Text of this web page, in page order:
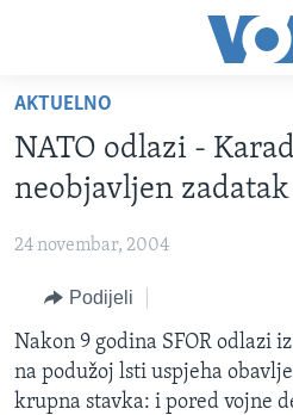
glavni
sadržaj
na
glavnu
pretragu
TV PROGRAM
VIDEO
FOTOGRAFIJE DANA
VIJESTI
SJEDINJENE AMERIČKE DRŽAVE
BOSNA I HERCEGOVINA
SVIJET
NAUKA I TEHNOLOGIJA
SPECIJALNI PROJEKTI
KORUPCIJA
AKTUELNO
NATO odlazi -
neobjavljen
24 novembar, 2004
Podijeli
Nakon 9 godina SFOR odlazi
na podužoj lsti uspjeha
krupna stavka: i pored vojne